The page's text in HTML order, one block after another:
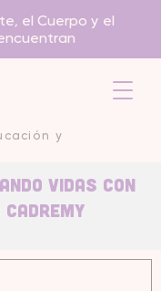
y
el Cuerpo y el
Vidas con